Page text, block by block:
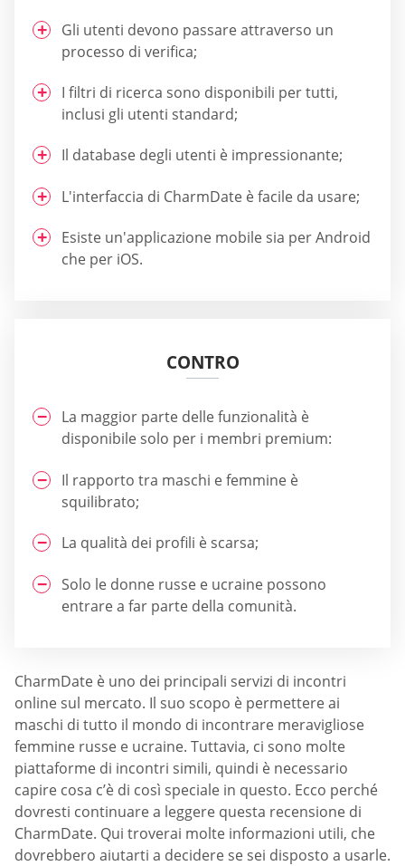
Gli utenti devono passare attraverso un
processo di verifica;
I filtri di ricerca sono disponibili per tutti,
inclusi gli utenti standard;
Il database degli utenti è impressionante;
L'interfaccia di CharmDate è facile da usare;
Esiste un'applicazione mobile sia per Android
che per iOS.
CONTRO
La maggior parte delle funzionalità è
disponibile solo per i membri premium:
Il rapporto tra maschi e femmine è
squilibrato;
La qualità dei profili è scarsa;
Solo le donne russe e ucraine possono
entrare a far parte della comunità.
CharmDate è uno dei principali servizi di incontri
online sul mercato. Il suo scopo è permettere ai
maschi di tutto il mondo di incontrare meravigliose
femmine russe e ucraine. Tuttavia, ci sono molte
piattaforme di incontri simili, quindi è necessario
capire cosa c’è di così speciale in questo. Ecco perché
dovresti continuare a leggere questa recensione di
CharmDate. Qui troverai molte informazioni utili, che
dovrebbero aiutarti a decidere se sei disposto a usarle.